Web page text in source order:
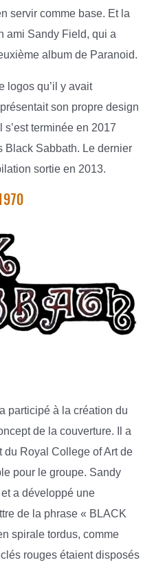
servir comme base. Et la
ami Sandy Field, qui a
album de Paranoid.
logos qu’il y avait
son propre design
terminée en 2017
Black Sabbath. Le dernier
sortie en 2013.
participé à la création du
de la couverture. Il a
du Royal College of Art de
pour le groupe. Sandy
a développé une
de la phrase « BLACK
spirale tordus, comme
rouges étaient disposés